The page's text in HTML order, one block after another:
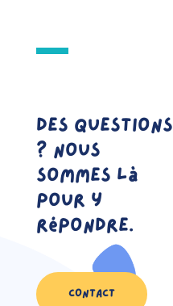
Des questions
? Nous
sommes là
pour y
répondre.
CONTACT